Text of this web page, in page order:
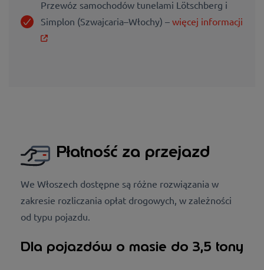
Przewóz samochodów tunelami Lötschberg i
Simplon (Szwajcaria–Włochy) – więcej informacji
Płatność za przejazd
We Włoszech dostępne są różne rozwiązania w
zakresie rozliczania opłat drogowych, w zależności
od typu pojazdu.
Dla pojazdów o masie do 3,5 tony